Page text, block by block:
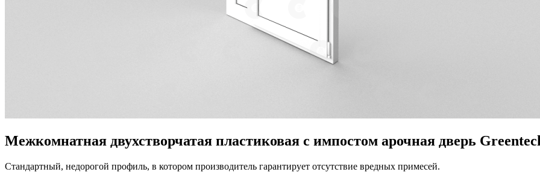
Межкомнатная двухстворчатая пластиковая с импостом арочная дверь
Стандартный, недорогой профиль, в котором производитель гарантирует отсутствие вредных примесей.